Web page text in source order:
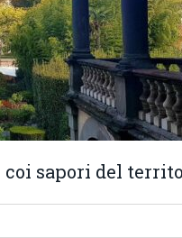
coi sapori del